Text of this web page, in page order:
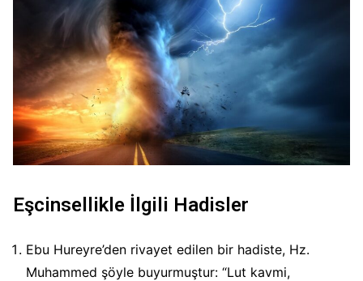
Eşcinsellikle İlgili Hadisler
Ebu Hureyre’den rivayet edilen bir hadiste, Hz.
Muhammed şöyle buyurmuştur: “Lut kavmi,